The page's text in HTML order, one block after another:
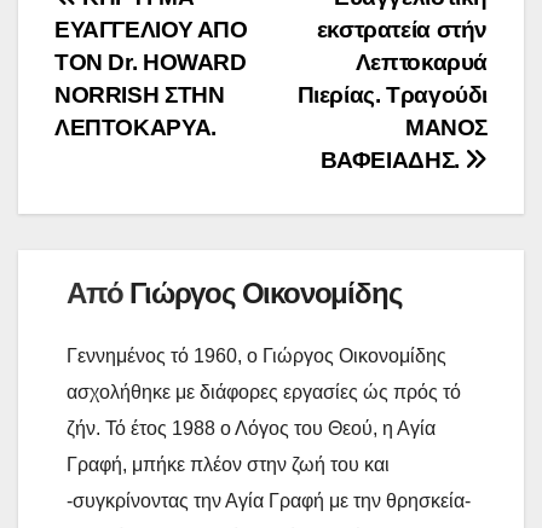
o
k
l
L
k
άρθρων
εκστρατεία στήν
Λεπτοκαρυά
Πιερίας. Τραγούδι
ΜΑΝΟΣ
ΒΑΦΕΙΑΔΗΣ.
ΕΥΑΓΓΕΛΙΟΥ ΑΠΟ
ΤΟΝ Dr. HOWARD
NORRISH ΣΤΗΝ
ΛΕΠΤΟΚΑΡΥΑ.
Από Γιώργος Οικονομίδης
Γεννημένος τό 1960, ο Γιώργος Οικονομίδης
ασχολήθηκε με διάφορες εργασίες ώς πρός τό
ζήν. Τό έτος 1988 ο Λόγος του Θεού, η Αγία
Γραφή, μπήκε πλέον στην ζωή του και
-συγκρίνοντας την Αγία Γραφή με την θρησκεία-